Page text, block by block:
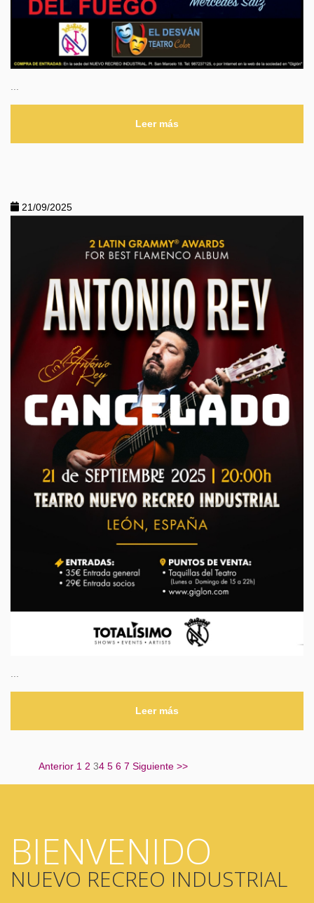
Leer más
21/09/2025
Leer más
Anterior 1 2 34 5 6 7 Siguiente >>
BIENVENIDO
NUEVO RECREO INDUSTRIAL